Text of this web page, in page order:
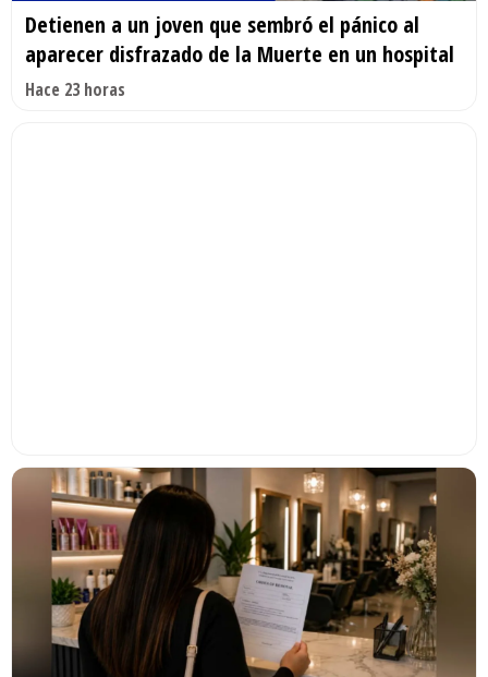
Detienen a un joven que sembró el pánico al
aparecer disfrazado de la Muerte en un hospital
Hace 23 horas